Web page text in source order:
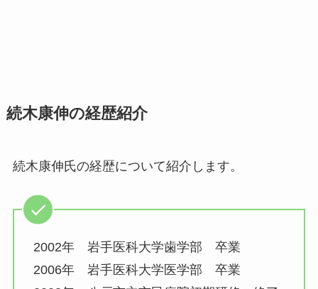
続木康伸の経歴紹介
続木康伸氏の経歴について紹介します。
2002年 岩手医科大学歯学部 卒業
2006年 岩手医科大学医学部 卒業